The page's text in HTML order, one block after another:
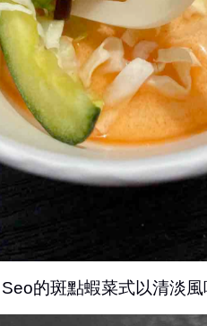
的斑點蝦菜式以清淡